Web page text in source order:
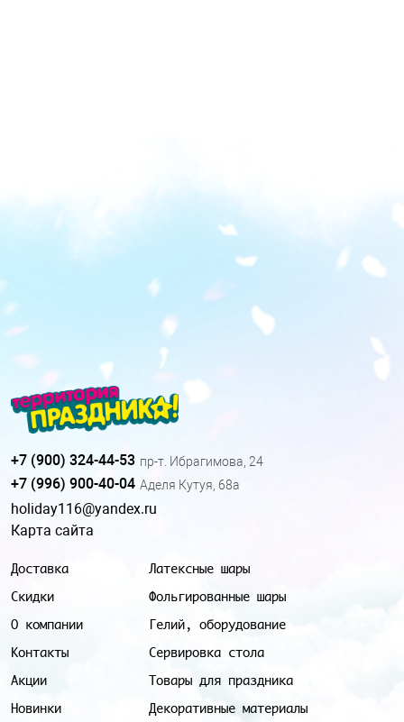
Доставка
Скидки
О компании
Контакты
Акции
Новинки
Латексные шары
Фольгированные шары
Гелий, оборудование
Сервировка стола
Товары для праздника
Декоративные материалы
+7 (900) 324-44-53 пр-т. Ибрагимова, 24
+7 (996) 900-40-04 Аделя Кутуя, 68а
holiday116@yandex.ru
Карта сайта